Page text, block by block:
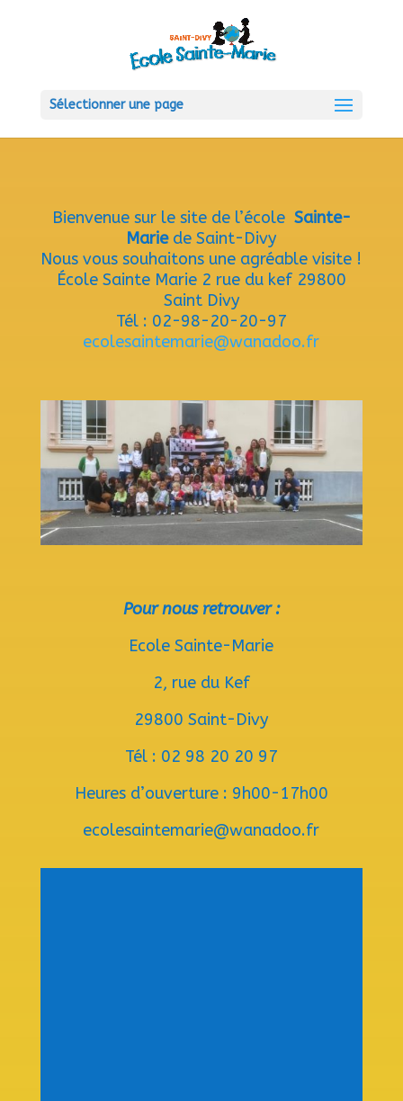
Sélectionner une page
Bienvenue sur le site de l’école Sainte-
Mariede Saint-Divy
Nous vous souhaitons une agréable visite !
École Sainte Marie 2 rue du kef 29800
Saint Divy
Tél : 02-98-20-20-97
ecolesaintemarie@wanadoo.fr
Pour nous retrouver :
Ecole Sainte-Marie
2, rue du Kef
29800 Saint-Divy
Tél : 02 98 20 20 97
Heures d’ouverture : 9h00-17h00
ecolesaintemarie@wanadoo.fr